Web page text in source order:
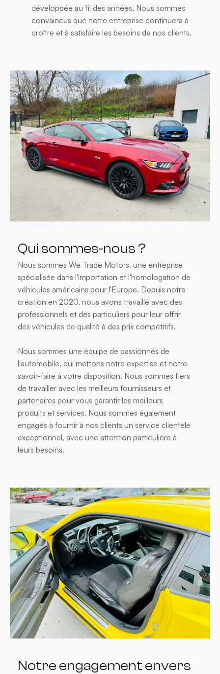
développée au fil des années. Nous sommes
convaincus que notre entreprise continuera à
croître et à satisfaire les besoins de nos clients.
Qui sommes-nous ?
Nous sommes We Trade Motors, une entreprise
spécialisée dans l'importation et l'homologation de
véhicules américains pour l'Europe. Depuis notre
création en 2020, nous avons travaillé avec des
professionnels et des particuliers pour leur offrir
des véhicules de qualité à des prix compétitifs.
Nous sommes une équipe de passionnés de
l'automobile, qui mettons notre expertise et notre
savoir-faire à votre disposition. Nous sommes fiers
de travailler avec les meilleurs fournisseurs et
partenaires pour vous garantir les meilleurs
produits et services. Nous sommes également
engagés à fournir à nos clients un service clientèle
exceptionnel, avec une attention particulière à
leurs besoins.
Notre engagement envers